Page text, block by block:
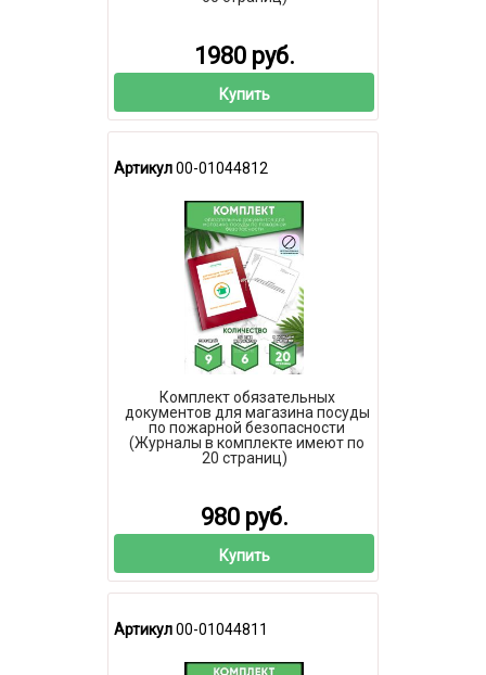
1980 руб.
Купить
Артикул00-01044812
Комплект обязательных
документов для магазина посуды
по пожарной безопасности
(Журналы в комплекте имеют по
20 страниц)
980 руб.
Купить
Артикул00-01044811